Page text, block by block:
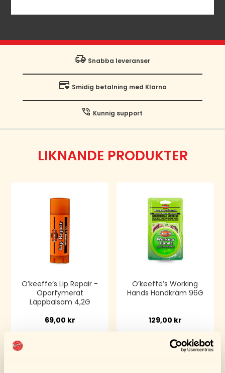
Snabba leveranser
Smidig betalning med Klarna
Kunnig support
LIKNANDE PRODUKTER
O’keeffe’s Lip Repair -
Oparfymerat
Läppbalsam 4,2G
69,00 kr
O’keeffe’s Working
Hands Handkräm 96G
129,00 kr
Köp